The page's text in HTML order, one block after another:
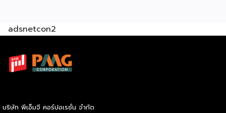
วัตถุดิบหลัก หมูสามชั้น 2 กก. 340 บาท น้ำปลา 1.5 ลิตร 57
บาท มะนาว 10 ลูก 26 บาท ข้าวคั่ว 70 ก. 45 บาท พริกป่น 100
ก. 22 บาท หอมแดง 500 ก. 45 […]
adsnetcon2
บริษัท พีเอ็มจี คอร์ปอเรชั่น จำกัด